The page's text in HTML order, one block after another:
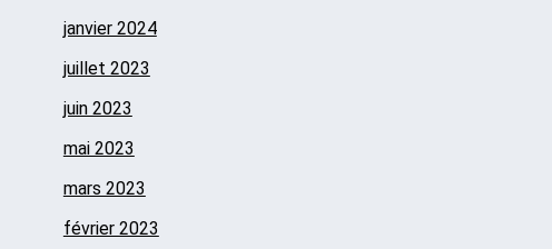
janvier 2024
juillet 2023
juin 2023
mai 2023
mars 2023
février 2023